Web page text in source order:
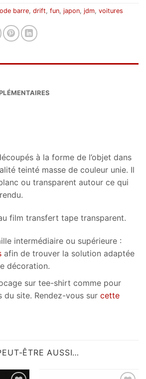
barre, drift, fun, japon, jdm, voitures
à la forme de l’objet dans
teinté masse de couleur unie. Il
ou transparent autour ce qui
film transfert tape transparent.
intermédiaire ou supérieure :
afin de trouver la solution adaptée
décoration.
sur tee-shirt comme pour
du site. Rendez-vous sur cette
ÊTRE AUSSI…